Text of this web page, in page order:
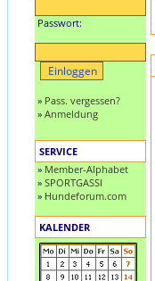
Passwort:
» Pass. vergessen?
» Anmeldung
SERVICE
» Member-Alphabet
» SPORTGASSI
» Hundeforum.com
KALENDER